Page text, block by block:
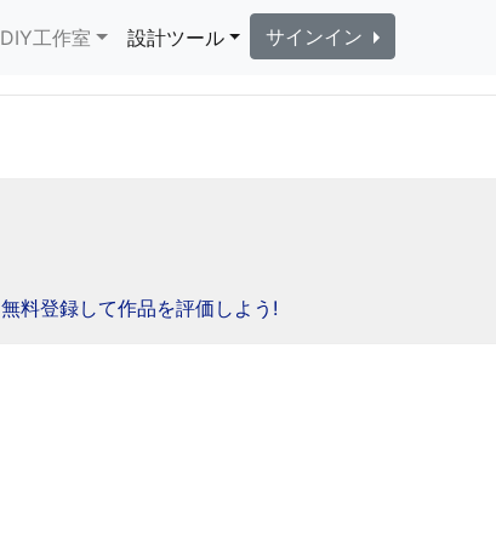
DIY工作室 設計ツール サインイン
無料登録して作品を評価しよう!